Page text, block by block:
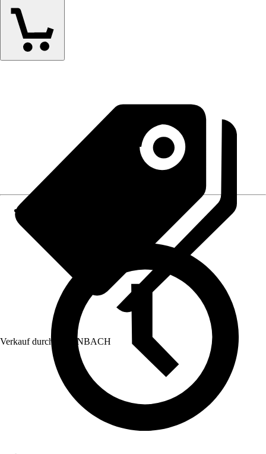
Verkauf durch: HORNBACH